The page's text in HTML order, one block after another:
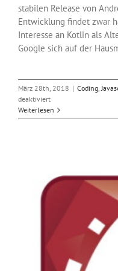
stabilen Release von
Entwicklung findet zwar
Interesse an Kotlin als
Google sich auf der
März 28th, 2018 | Coding,
deaktiviertfür
Android
Studio
Weiterlesen